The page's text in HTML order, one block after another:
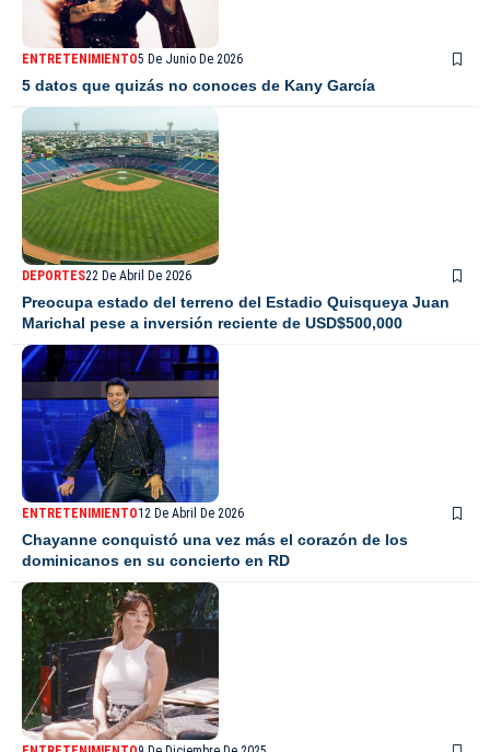
ENTRETENIMIENTO5 De Junio De 2026
5 datos que quizás no conoces de Kany García
DEPORTES22 De Abril De 2026
Preocupa estado del terreno del Estadio Quisqueya Juan
Marichal pese a inversión reciente de USD$500,000
ENTRETENIMIENTO12 De Abril De 2026
Chayanne conquistó una vez más el corazón de los
dominicanos en su concierto en RD